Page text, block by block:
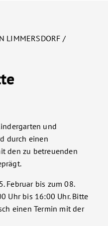
LIMMERSDORF /
und
durch einen
den zu betreuenden
Februar bis zum 08.
Uhr bis 16:00 Uhr. Bitte
einen Termin mit der